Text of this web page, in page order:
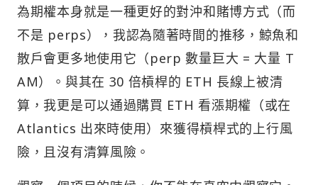
為期權本身就是一種更好的對沖和賭博方式（而
不是 perps），我認為隨著時間的推移，鯨魚和
散戶會更多地使用它（perp 數量巨大 = 大量 T
AM）。與其在 30 倍槓桿的 ETH 長線上被清
算，我更是可以通過購買 ETH 看漲期權（或在
Atlantics 出來時使用）來獲得槓桿式的上行風
險，且沒有清算風險。